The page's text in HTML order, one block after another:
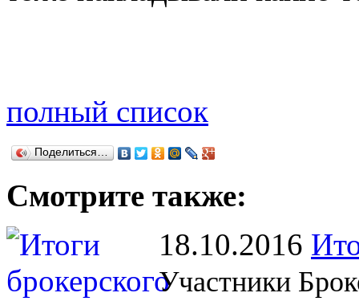
полный список
Поделиться…
Смотрите также:
18.10.2016
Участники